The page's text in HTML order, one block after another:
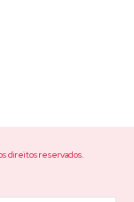
direitos reservados.